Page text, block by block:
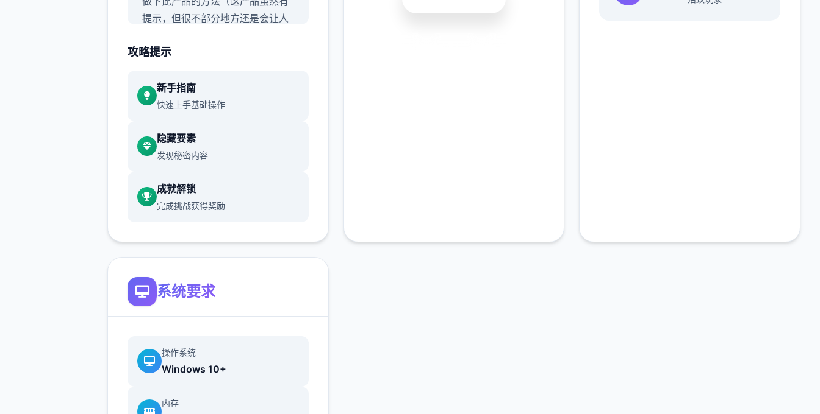
提示，但很不部分地方还是会让人
挺难，所以有必要做个方法）,玩过
sakura的元素就行了，本次更新主
要是sakura 17号特工官方
包码，切记前面4个好处礼包码只
能选其唯一（当然选50刀...），输
机，然后输入号码就行（礼包码大
攻略提示
新手指南
快速上手基础操作
隐藏要素
发现秘密内容
成就解锁
完成挑战获得奖励
系统要求
操作系统
Windows 10+
内存